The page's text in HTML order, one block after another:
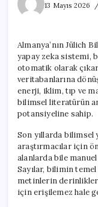
13 Mayıs 2026
Almanya’nın Jülich
yapay zeka sistemi,
otomatik olarak
veritabanlarına
enerji, iklim, tıp ve
bilimsel literatürün
potansiyeline sahip.
Son yıllarda bilimsel
araştırmacılar için
alanlarda bile
Sayılar, bilimin
metinlerin
için erişilemez hale